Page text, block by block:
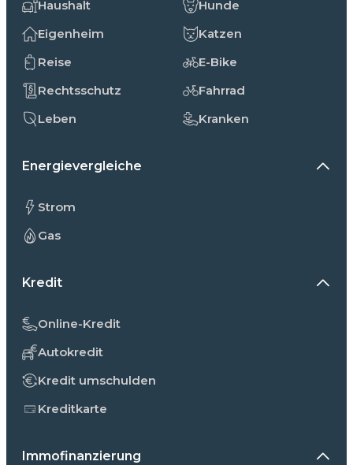
Haushalt
Eigenheim
Reise
Rechtsschutz
Leben
Hunde
Katzen
E-Bike
Fahrrad
Kranken
Energievergleiche
Strom
Gas
Kredit
Online-Kredit
Autokredit
Kredit umschulden
Kreditkarte
Immofinanzierung